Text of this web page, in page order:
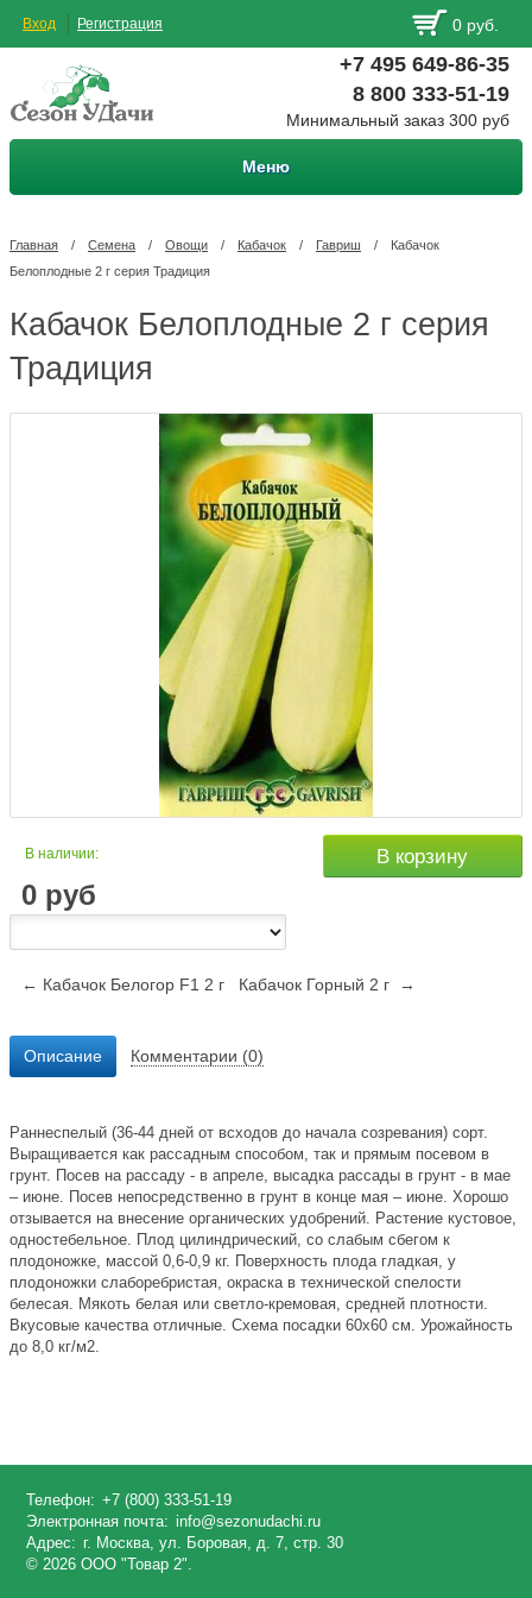
Вход Регистрация 0 руб.
+7 495 649-86-35
8 800 333-51-19
Минимальный заказ 300 руб
Меню
Главная / Семена / Овощи / Кабачок / Гавриш /
Кабачок
Белоплодные 2 г серия Традиция
Кабачок Белоплодные 2 г серия
Традиция
В наличии:
0 руб
В корзину
← Кабачок Белогор F1 2 г Кабачок Горный 2 г →
Описание Комментарии (0)
Раннеспелый (36-44 дней от всходов до начала созревания) сорт.
Выращивается как рассадным способом, так и прямым посевом в
грунт. Посев на рассаду - в апреле, высадка рассады в грунт - в мае
– июне. Посев непосредственно в грунт в конце мая – июне. Хорошо
отзывается на внесение органических удобрений. Растение кустовое,
одностебельное. Плод цилиндрический, со слабым сбегом к
плодоножке, массой 0,6-0,9 кг. Поверхность плода гладкая, у
плодоножки слаборебристая, окраска в технической спелости
белесая. Мякоть белая или светло-кремовая, средней плотности.
Вкусовые качества отличные. Схема посадки 60x60 см. Урожайность
до 8,0 кг/м2.
Телефон: +7 (800) 333-51-19
Электронная почта: info@sezonudachi.ru
Адрес: г. Москва, ул. Боровая, д. 7, стр. 30
© 2026 ООО "Товар 2".